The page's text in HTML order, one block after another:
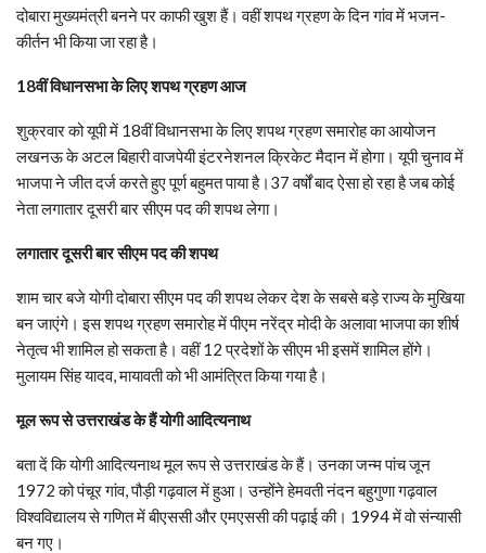
दोबारा मुख्यमंत्री बनने पर काफी खुश हैं। वहीं शपथ ग्रहण के दिन गांव में भजन-
कीर्तन भी किया जा रहा है।
18वीं विधानसभा के लिए शपथ ग्रहण आज
शुक्रवार को यूपी में 18वीं विधानसभा के लिए शपथ ग्रहण समारोह का आयोजन
लखनऊ के अटल बिहारी वाजपेयी इंटरनेशनल क्रिकेट मैदान में होगा। यूपी चुनाव में
भाजपा ने जीत दर्ज करते हुए पूर्ण बहुमत पाया है।37 वर्षों बाद ऐसा हो रहा है जब कोई
नेता लगातार दूसरी बार सीएम पद की शपथ लेगा।
लगातार दूसरी बार सीएम पद की शपथ
शाम चार बजे योगी दोबारा सीएम पद की शपथ लेकर देश के सबसे बड़े राज्‍य के मुखिया
बन जाएंगे। इस शपथ ग्रहण समारोह में पीएम नरेंद्र मोदी के अलावा भाजपा का शीर्ष
नेतृत्व भी शामिल हो सकता है। वहीं 12 प्रदेशों के सीएम भी इसमें शामिल होंगे।
मुलायम सिंह यादव, मायावती को भी आमंत्रित किया गया है।
मूल रूप से उत्तराखंड के हैं योगी आदित्‍यनाथ
बता दें कि योगी आदित्‍यनाथ मूल रूप से उत्तराखंड के हैं। उनका जन्‍म पांच जून
1972 को पंचूर गांव, पौड़ी गढ़वाल में हुआ। उन्होंने हेमवती नंदन बहुगुणा गढ़वाल
विश्वविद्यालय से गणित में बीएससी और एमएससी की पढ़ाई की। 1994 में वो संन्यासी
बन गए।